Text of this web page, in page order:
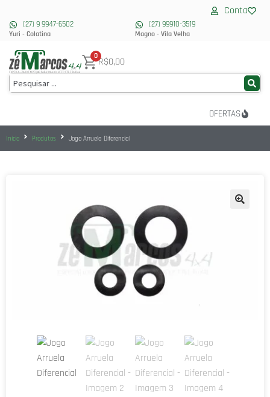
(27) 9 9947-6502
Yuri - Colatina
(27) 99910-3519
Magno - Vila Velha
Conta
0R$0,00
OFERTAS
Início Produtos Jogo Arruela Diferencial